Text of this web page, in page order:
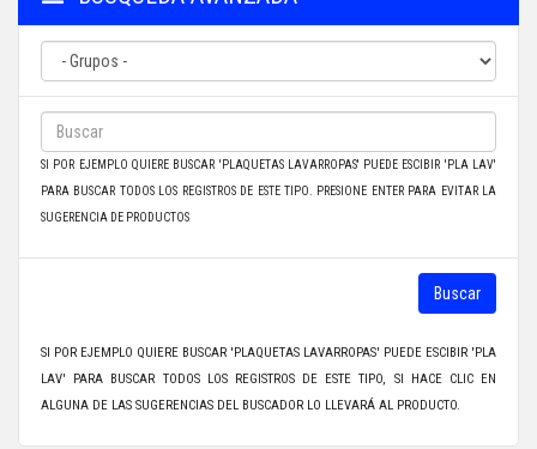
SI POR EJEMPLO QUIERE BUSCAR 'PLAQUETAS LAVARROPAS' PUEDE ESCIBIR 'PLA LAV'
PARA BUSCAR TODOS LOS REGISTROS DE ESTE TIPO. PRESIONE ENTER PARA EVITAR LA
SUGERENCIA DE PRODUCTOS
Buscar
SI POR EJEMPLO QUIERE BUSCAR 'PLAQUETAS LAVARROPAS' PUEDE ESCIBIR 'PLA
LAV' PARA BUSCAR TODOS LOS REGISTROS DE ESTE TIPO, SI HACE CLIC EN
ALGUNA DE LAS SUGERENCIAS DEL BUSCADOR LO LLEVARÁ AL PRODUCTO.